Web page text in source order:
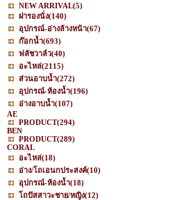
NEW ARRIVAL(5)
ฝารองนั่ง(140)
อุปกรณ์-อ่างล้างหน้า(67)
ก๊อกน้ำ(693)
ฟลัชวาล์ว(40)
อะไหล่(2115)
ส่วนอาบน้ำ(272)
อุปกรณ์-ห้องน้ำ(196)
อ่างอาบน้ำ(107)
AE
PRODUCT(294)
BEN
PRODUCT(289)
CORAL
อะไหล่(18)
อ่าง/โถเอนกประสงค์(10)
อุปกรณ์-ห้องน้ำ(18)
โถปัสสาวะชาย/หญิง(12)